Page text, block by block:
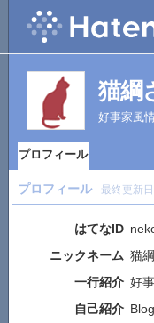
猫綱
好事家風
プロフィール
プロフィール 最終更新
はてなID
ニックネーム 猫綱
一行紹介 好
自己紹介